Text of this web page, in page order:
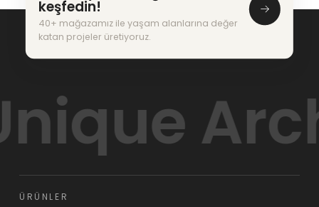
keşfedin!
40+ mağazamız ile yaşam alanlarına değer
katan projeler üretiyoruz.
ÜRÜNLER